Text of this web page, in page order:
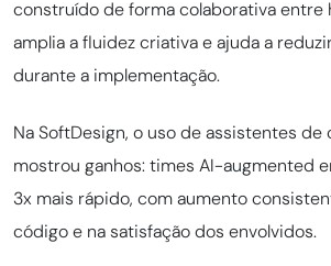
construído de forma colaborativa entre
amplia a fluidez criativa e ajuda a
durante a implementação.
Na SoftDesign, o uso de assistentes de
mostrou ganhos: times AI-augmented
3x mais rápido, com aumento
código e na satisfação dos envolvidos.